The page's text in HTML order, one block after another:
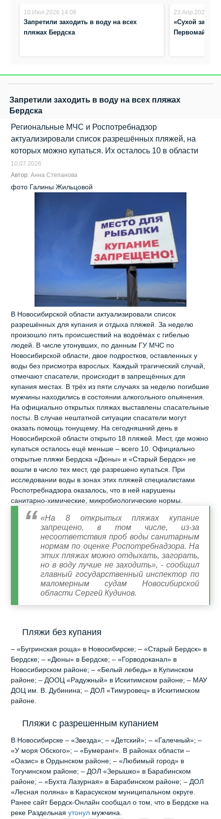
10.Июл.2026 14:08
Запретили заходить в воду на всех
пляжах Бердска
23.Апр.2026
«Сухой
Первомай
Запретили заходить в воду на всех пляжах
Бердска
Региональные МЧС и Роспотребнадзор
актуализировали список разрешённых пляжей, на
которых можно купаться. Их осталось 10 в области
10.07.2026
Автор:Анна Степанова
фото Галины Жильцовой
В Новосибирской области актуализировали список
разрешённых для купания и отдыха пляжей. За неделю
произошло пять происшествий на водоёмах с гибелью
людей. В числе утонувших, по данным ГУ МЧС по
Новосибирской области, двое подростков, оставленных у
воды без присмотра взрослых. Каждый трагический случай,
отмечают спасатели, происходит в запрещённых для
купания местах. В трёх из пяти случаях за неделю погибшие
мужчины находились в состоянии алкогольного опьянения.
На официально открытых пляжах выставлены спасательные
посты. В случае нештатной ситуации спасатели могут
оказать помощь тонущему. На сегодняшний день в
Новосибирской области открыто 18 пляжей. Мест, где можно
купаться осталось ещё меньше – всего 10. Официально
открытые пляжи Бердска «Дюны» и «Старый Бердск» не
вошли в число тех мест, где разрешено купаться. При
исследовании воды в зонах этих пляжей специалистами
Роспотребнадзора оказалось, что в ней нарушены
санитарно‑химические, микробиологические нормы.
«На 8 открытых пляжах купание
запрещено, в том числе, из-за
несоответствия проб воды санитарным
нормам по оценке Роспотребнадзора. На
этих пляжах можно отдыхать, загорать,
но в воду лучше не заходить», - сообщил
главный государственный инспектор по
маломерным судам Новосибирской
области Сергей Кудинов.
Пляжи без купания
– «Бугринская роща» в Новосибирске; – «Старый Бердск» в
Бердске; – «Дюны» в Бердске; – «Горводоканал» в
Новосибирском районе; – «Белый лебедь» в Купинском
районе; – ДООЦ «Радужный» в Искитимском районе; – МАУ
ДОЦ им. В. Дубинина; – ДОЛ «Тимуровец» в Искитимском
районе.
Пляжи с разрешенным купанием
В Новосибирске – «Звезда»; – «Детский»; – «Галечный»; –
«У моря Обского»; – «Бумеранг». В районах области –
«Оазис» в Ордынском районе; – «Любимый город» в
Тогучинском районе; – ДОЛ «Зерышко» в Барабинском
районе; – «Бухта Лазурная» в Барабинском районе; – ДОЛ
«Лесная поляна» в Карасукском муниципальном округе.
Ранее сайт Бердск-Онлайн сообщал о том, что в Бердске на
реке Раздельнаяутонул мужчина.